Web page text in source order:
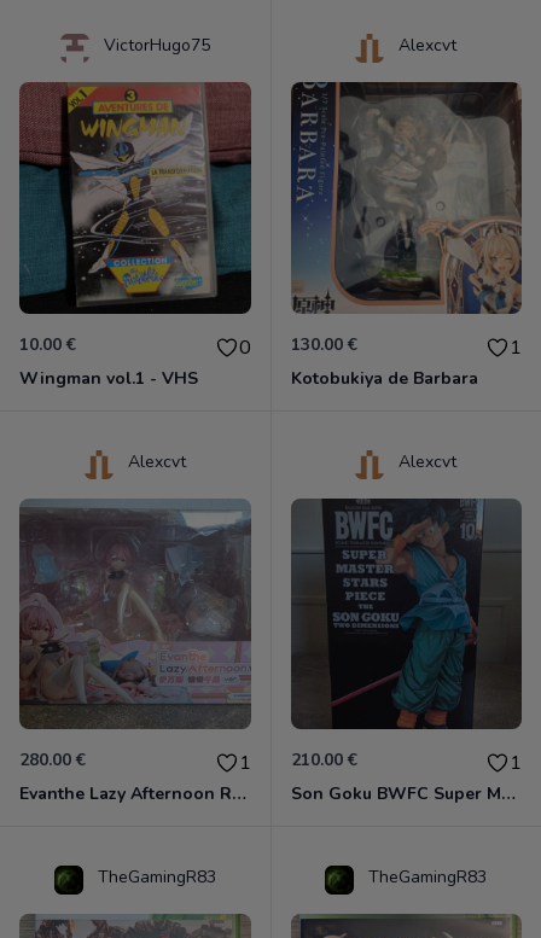
VictorHugo75
10.00 € 0
Wingman vol.1 - VHS
Alexcvt
130.00 € 1
Kotobukiya de Barbara
Alexcvt
280.00 € 1
Evanthe Lazy Afternoon Red Pride of Eden
Alexcvt
210.00 € 1
Son Goku BWFC Super Master Stars
TheGamingR83 TheGamingR83